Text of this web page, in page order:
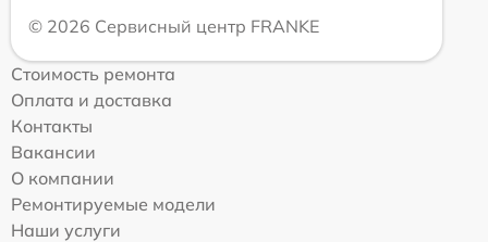
© 2026 Сервисный центр FRANKE
Стоимость ремонта
Оплата и доставка
Контакты
Вакансии
О компании
Ремонтируемые модели
Наши услуги